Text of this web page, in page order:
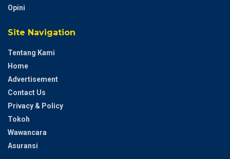
Opini
Site Navigation
Tentang Kami
Home
Advertisement
Contact Us
Privacy & Policy
Tokoh
Wawancara
Asuransi